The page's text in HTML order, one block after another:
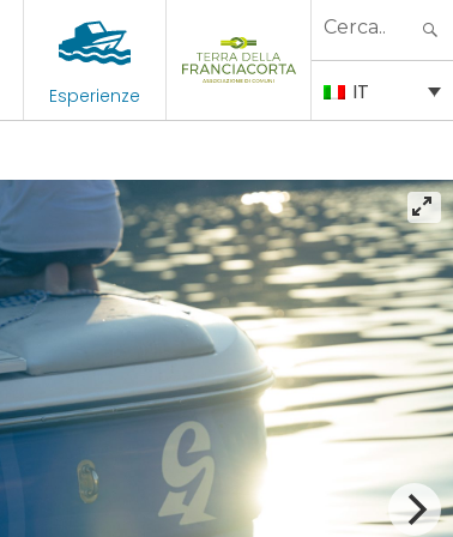
Esperienze
Search
IT